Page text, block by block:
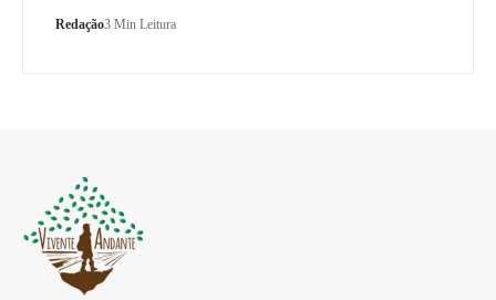
Redação3 Min Leitura